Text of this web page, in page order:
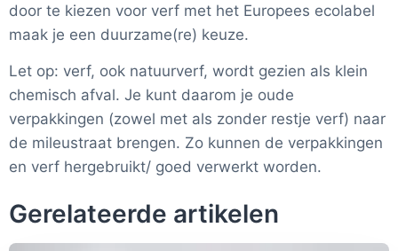
door te kiezen voor verf met het Europees ecolabel
maak je een duurzame(re) keuze.
Let op: verf, ook natuurverf, wordt gezien als klein
chemisch afval. Je kunt daarom je oude
verpakkingen (zowel met als zonder restje verf) naar
de mileustraat brengen. Zo kunnen de verpakkingen
en verf hergebruikt/ goed verwerkt worden.
Gerelateerde artikelen